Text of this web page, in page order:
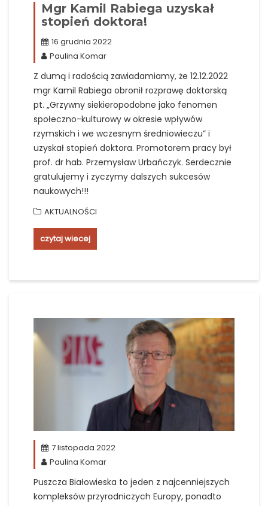
Mgr Kamil Rabiega uzyskał
stopień doktora!
16 grudnia 2022
Paulina Komar
Z dumą i radością zawiadamiamy, że 12.12.2022
mgr Kamil Rabiega obronił rozprawę doktorską
pt. „Grzywny siekieropodobne jako fenomen
społeczno-kulturowy w okresie wpływów
rzymskich i we wczesnym średniowieczu” i
uzyskał stopień doktora. Promotorem pracy był
prof. dr hab. Przemysław Urbańczyk. Serdecznie
gratulujemy i zyczymy dalszych sukcesów
naukowych!!!
AKTUALNOŚCI
czytaj wiecej
7 listopada 2022
Paulina Komar
Puszcza Białowieska to jeden z najcenniejszych
kompleksów przyrodniczych Europy, ponadto